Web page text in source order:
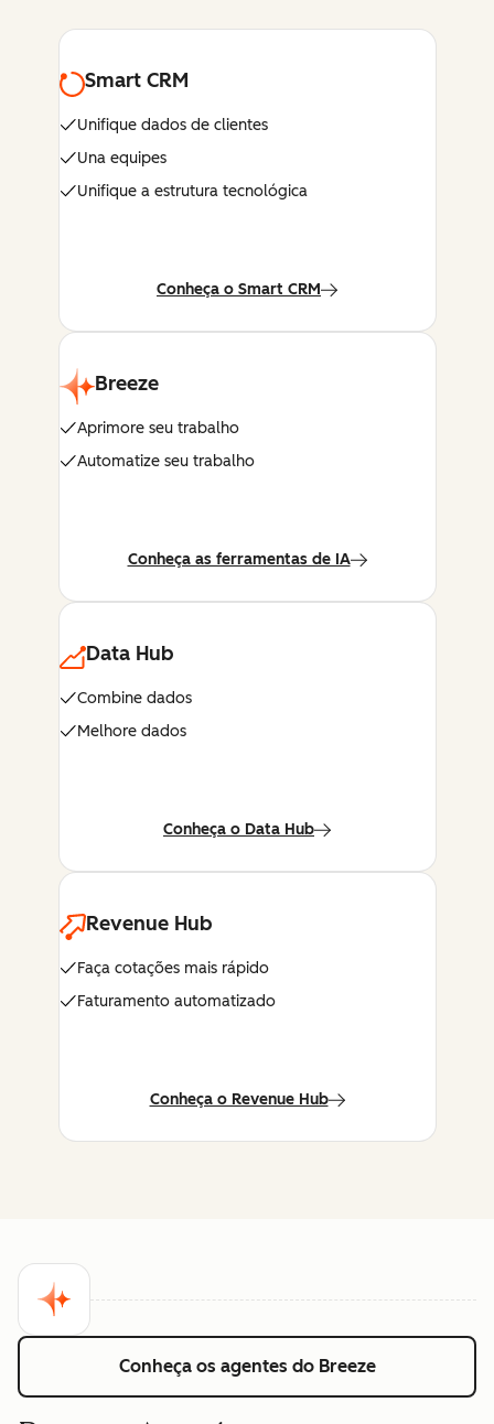
Smart CRM
Unifique dados de clientes
Una equipes
Unifique a estrutura tecnológica
Conheça o Smart CRM
Breeze
Aprimore seu trabalho
Automatize seu trabalho
Conheça as ferramentas de IA
Data Hub
Combine dados
Melhore dados
Conheça o Data Hub
Revenue Hub
Faça cotações mais rápido
Faturamento automatizado
Conheça o Revenue Hub
Conheça os agentes do Breeze